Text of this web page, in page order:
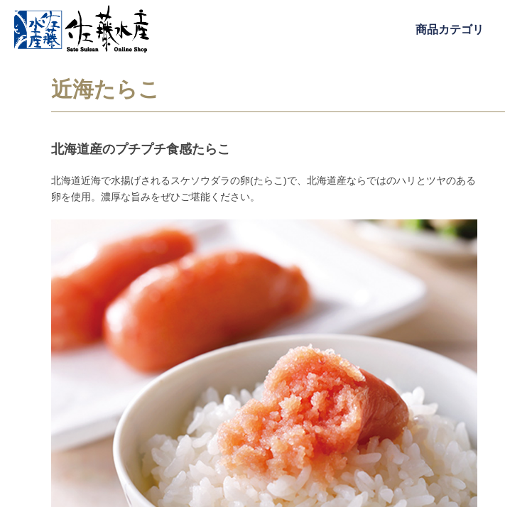
商品カテゴリ
近海たらこ
北海道産のプチプチ食感たらこ
北海道近海で水揚げされるスケソウダラの卵(たらこ)で、北海道産ならではのハリとツヤのある
卵を使用。濃厚な旨みをぜひご堪能ください。